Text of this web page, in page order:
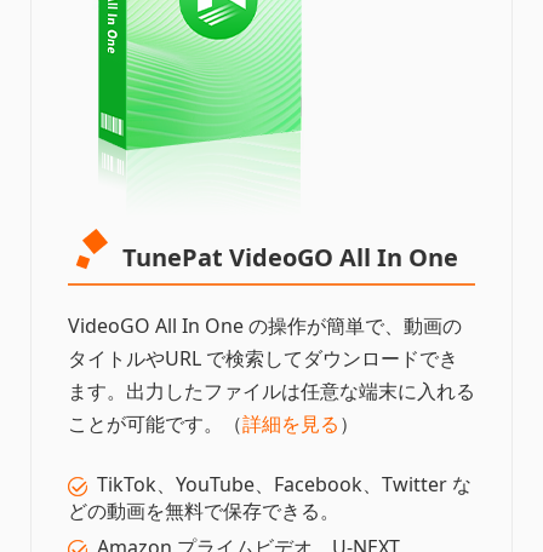
TunePat VideoGO All In One
VideoGO All In One の操作が簡単で、動画の
タイトルやURL で検索してダウンロードでき
ます。出力したファイルは任意な端末に入れる
ことが可能です。（詳細を見る）
TikTok、YouTube、Facebook、Twitter な
どの動画を無料で保存できる。